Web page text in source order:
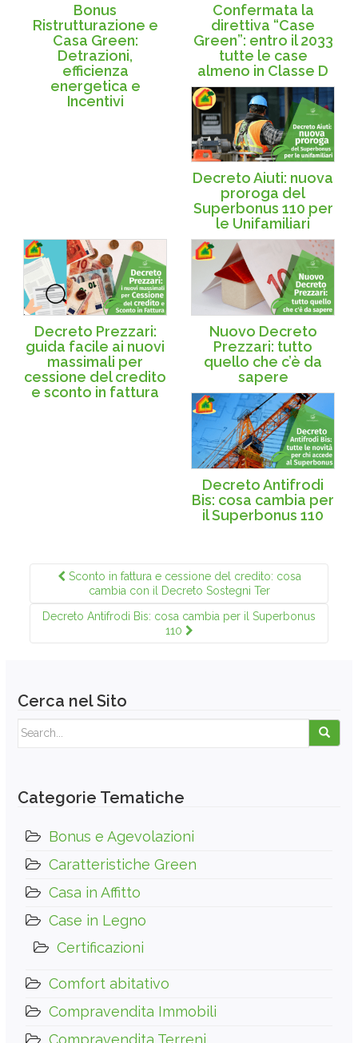
Bonus
Ristrutturazione e
Casa Green:
Detrazioni,
efficienza
energetica e
Incentivi
Confermata la
direttiva “Case
Green”: entro il 2033
tutte le case
almeno in Classe D
Decreto Aiuti: nuova
proroga del
Superbonus 110 per
le Unifamiliari
Decreto Prezzari:
guida facile ai nuovi
massimali per
cessione del credito
e sconto in fattura
Nuovo Decreto
Prezzari: tutto
quello che c’è da
sapere
Decreto Antifrodi
Bis: cosa cambia per
il Superbonus 110
Sconto in fattura e cessione del credito: cosa
cambia con il Decreto Sostegni Ter
Decreto Antifrodi Bis: cosa cambia per il Superbonus
110
Cerca nel Sito
Search for:
Categorie Tematiche
Bonus e Agevolazioni
Caratteristiche Green
Casa in Affitto
Case in Legno
Certificazioni
Comfort abitativo
Compravendita Immobili
Compravendita Terreni